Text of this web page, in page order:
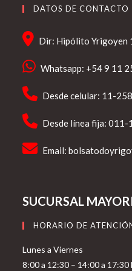
DATOS DE CONTACTO
Dir: Hipólito Yrigoyen
Whatsapp: +54 9 11
Desde celular: 11-
Desde línea fija:
Email:
SUCURSAL
HORARIO DE
Lunes a Viernes
8:00 a 12:30 – 14:00 a 17:30